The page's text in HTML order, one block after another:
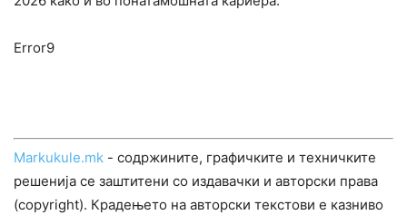
Error9
Markukule.mk - содржините, графичките и техничките
решенија се заштитени со издавачки и авторски права
(copyright). Крадењето на авторски текстови е казниво